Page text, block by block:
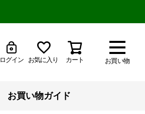
お買い物
ログイン お気に入り カート
お買い物ガイド